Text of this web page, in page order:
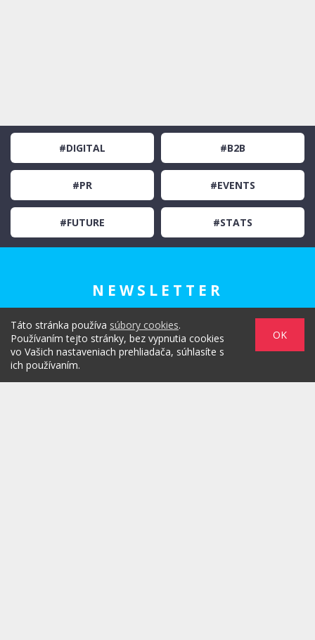
Táto stránka používa súbory cookies.
Používaním tejto stránky, bez vypnutia cookies
vo Vašich nastaveniach prehliadača, súhlasíte s
ich používaním.
OK
#DIGITAL #B2B
#PR #EVENTS
#FUTURE #STATS
NEWSLETTER